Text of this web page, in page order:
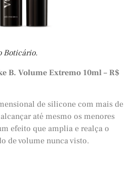
Boticário.
B. Volume Extremo 10ml – R$
de silicone com mais de
até mesmo os menores
efeito que amplia e realça o
de volume nunca visto.